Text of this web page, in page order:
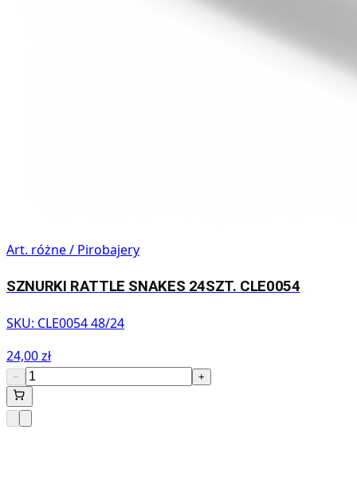
Art. różne / Pirobajery
SZNURKI RATTLE SNAKES 24SZT. CLE0054
SKU: CLE0054 48/24
24,00 zł
− +